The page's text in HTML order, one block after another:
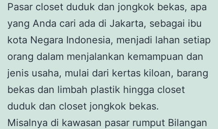
Pasar closet duduk dan jongkok bekas, apa
yang Anda cari ada di Jakarta, sebagai ibu
kota Negara Indonesia, menjadi lahan setiap
orang dalam menjalankan kemampuan dan
jenis usaha, mulai dari kertas kiloan, barang
bekas dan limbah plastik hingga closet
duduk dan closet jongkok bekas.
Misalnya di kawasan pasar rumput Bilangan